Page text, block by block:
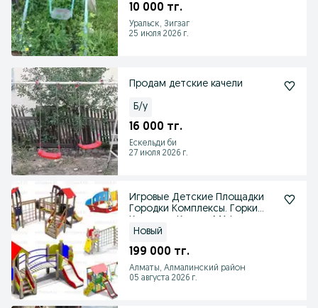
10 000 тг.
Уральск, Зигзаг
25 июля 2026 г.
Продам детские качели
Б/у
16 000 тг.
Ескельди би
27 июля 2026 г.
Игровые Детские Площадки
Городки Комплексы. Горки
Новый
199 000 тг.
Алматы, Алмалинский район
05 августа 2026 г.